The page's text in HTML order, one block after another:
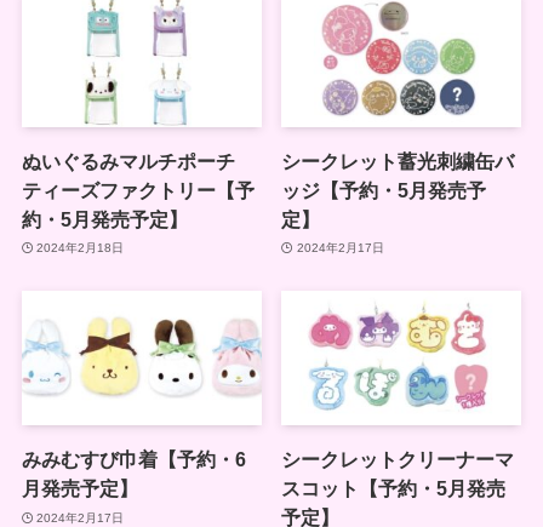
ぬいぐるみマルチポーチ
ティーズファクトリー【予
約・5月発売予定】
2024年2月18日
シークレット蓄光刺繍缶バ
ッジ【予約・5月発売予
定】
2024年2月17日
みみむすび巾着【予約・6
月発売予定】
2024年2月17日
シークレットクリーナーマ
スコット【予約・5月発売
予定】